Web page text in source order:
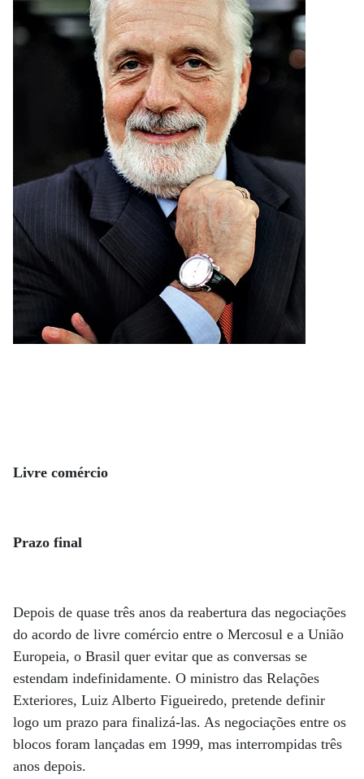
Livre comércio
Prazo final
Depois de quase três anos da reabertura das negociações
do acordo de livre comércio entre o Mercosul e a União
Europeia, o Brasil quer evitar que as conversas se
estendam indefinidamente. O ministro das Relações
Exteriores, Luiz Alberto Figueiredo, pretende definir
logo um prazo para finalizá-las. As negociações entre os
blocos foram lançadas em 1999, mas interrompidas três
anos depois.